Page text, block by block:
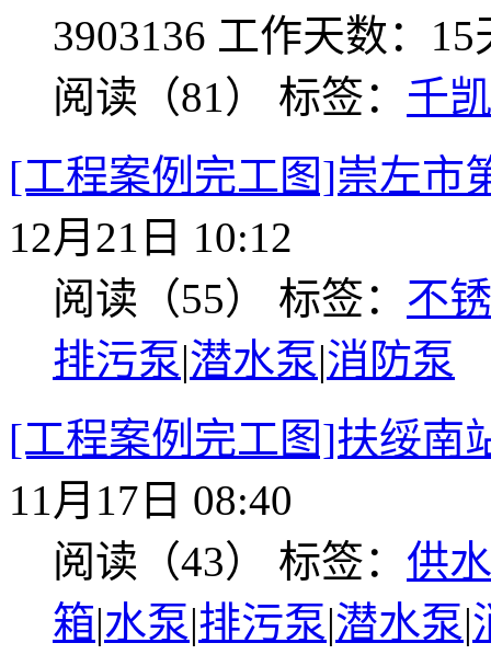
3903136 工作天数：
阅读（81） 标签： 千
[工程案例完工图]崇左市
12月21日 10:12
阅读（55） 标签： 不
排污泵|潜水泵|消防泵
[工程案例完工图]扶绥南
11月17日 08:40
阅读（43） 标签： 供
箱|水泵|排污泵|潜水泵|